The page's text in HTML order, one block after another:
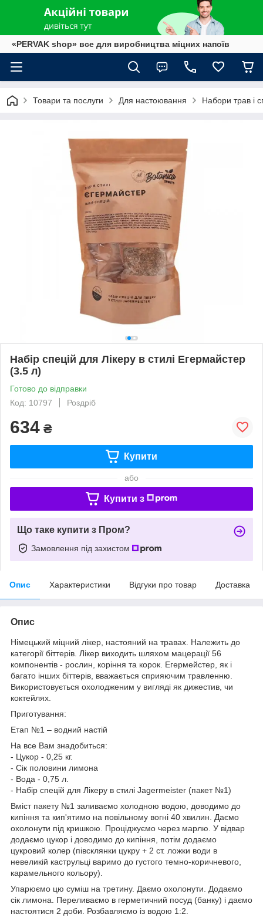
«PERVAK shop» все для виробництва міцних напоїв
Товари та послуги Для настоювання Набори трав і
Набір спецій для Лікеру в стилі Егермайстер
(3.5 л)
Готово до відправки
Код: 10797
Роздріб
634 ₴
Купити
або
Купити з
Що таке купити з Пром?
Замовлення під захистом
Опис Характеристики Відгуки про товар Доставка
Опис
Німецький міцний лікер, настояний на травах. Належить до
категорії біттерів. Лікер виходить шляхом мацерації 56
компонентів - рослин, коріння та корок. Егермейстер, як і
багато інших біттерів, вважається сприяючим травленню.
Використовується охолодженим у вигляді як дижестив, чи
коктейлях.
Приготування:
Етап №1 – водний настій
На все Вам знадобиться:
- Цукор - 0,25 кг.
- Сік половини лимона
- Вода - 0,75 л.
- Набір спецій для Лікеру в стилі Jagermeister (пакет №1)
Вміст пакету №1 заливаємо холодною водою, доводимо до
кипіння та кип'ятимо на повільному вогні 40 хвилин. Даємо
охолонути під кришкою. Проціджуємо через марлю. У відвар
додаємо цукор і доводимо до кипіння, потім додаємо
цукровий колер (півсклянки цукру + 2 ст. ложки води в
невеликій каструльці варимо до густого темно-коричневого,
карамельного кольору).
Упарюємо цю суміш на третину. Даємо охолонути. Додаємо
сік лимона. Переливаємо в герметичний посуд (банку) і даємо
настоятися 2 доби. Розбавляємо із водою 1:2.